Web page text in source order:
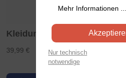
Kleidungsset TONI
39,99 €
Mehr Informationen ...
Nur technisch
notwendige